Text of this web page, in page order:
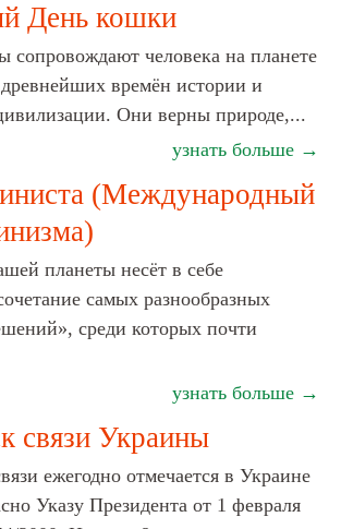
День кошки
сопровождают человека на планете
времён истории и
Они верны природе,...
узнать больше →
(Международный
планеты несёт в себе
самых разнообразных
среди которых почти
узнать больше →
связи Украины
ежегодно отмечается в Украине
Указу Президента от 1 февраля